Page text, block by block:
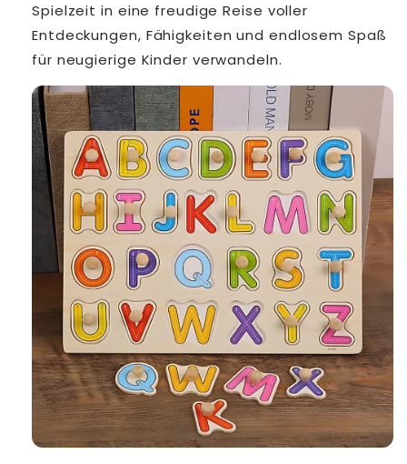
Spielzeit in eine freudige Reise voller
Entdeckungen, Fähigkeiten und endlosem Spaß
für neugierige Kinder verwandeln.